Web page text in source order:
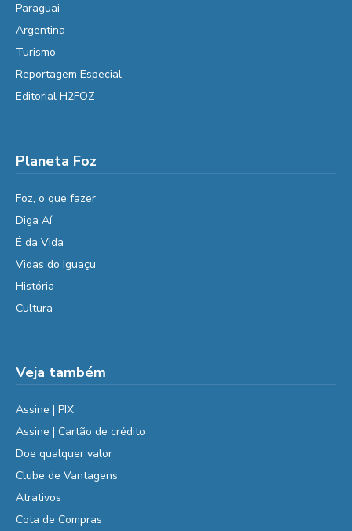
Paraguai
Argentina
Turismo
Reportagem Especial
Editorial H2FOZ
Planeta Foz
Foz, o que fazer
Diga Aí
É da Vida
Vidas do Iguaçu
História
Cultura
Veja também
Assine | PIX
Assine | Cartão de crédito
Doe qualquer valor
Clube de Vantagens
Atrativos
Cota de Compras